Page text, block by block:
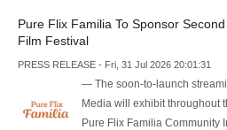
Pure Flix Familia To Sponsor
Film Festival
PRESS RELEASE - Fri, 31 Jul 2026 20:01:31
— The soon-to-launch
Media will exhibit throughout
Pure Flix Familia Community